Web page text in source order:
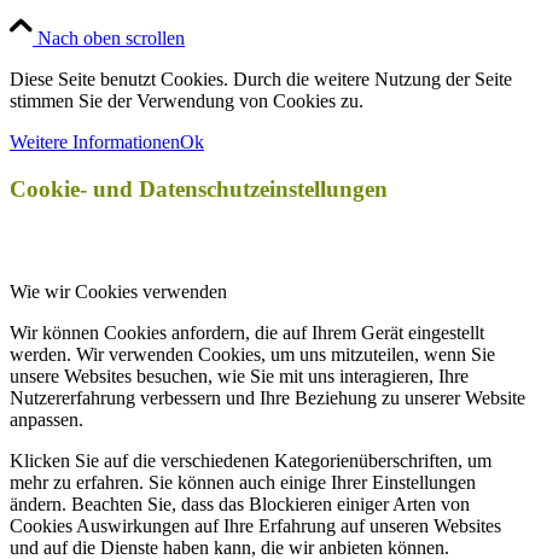
Nach oben scrollen
Diese Seite benutzt Cookies. Durch die weitere Nutzung der Seite
stimmen Sie der Verwendung von Cookies zu.
Weitere InformationenOk
Cookie- und Datenschutzeinstellungen
Wie wir Cookies verwenden
Wir können Cookies anfordern, die auf Ihrem Gerät eingestellt
werden. Wir verwenden Cookies, um uns mitzuteilen, wenn Sie
unsere Websites besuchen, wie Sie mit uns interagieren, Ihre
Nutzererfahrung verbessern und Ihre Beziehung zu unserer Website
anpassen.
Klicken Sie auf die verschiedenen Kategorienüberschriften, um
mehr zu erfahren. Sie können auch einige Ihrer Einstellungen
ändern. Beachten Sie, dass das Blockieren einiger Arten von
Cookies Auswirkungen auf Ihre Erfahrung auf unseren Websites
und auf die Dienste haben kann, die wir anbieten können.